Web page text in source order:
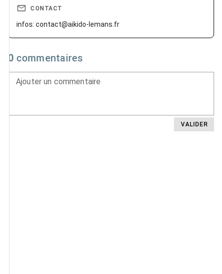
CONTACT
infos: contact@aikido-lemans.fr
0 commentaires
Ajouter un commentaire
VALIDER